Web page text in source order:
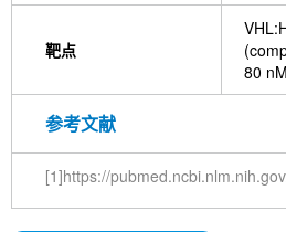
靶点
80
参考文献
[1]https://